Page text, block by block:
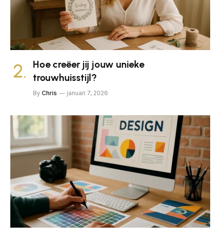
Hoe creëer jij jouw unieke
trouwhuisstijl?
By Chris januari 7, 2026